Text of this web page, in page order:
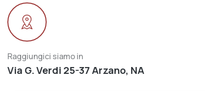
Raggiungici siamo in
Via G. Verdi 25-37 Arzano, NA